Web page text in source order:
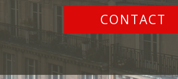
CONTACT